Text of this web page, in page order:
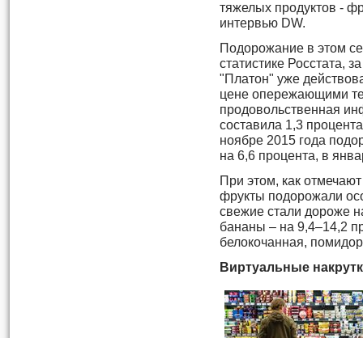
тяжелых продуктов -
интервью DW.
Подорожание в этом
статистике Росстата,
"Платон" уже
цене опережающими
продовольственная
составила 1,3
ноябре 2015 года
на 6,6 процента, в
При этом, как
фрукты подорожали
свежие стали дороже
бананы – на 9,4–14,2
белокочанная,
Виртуальные